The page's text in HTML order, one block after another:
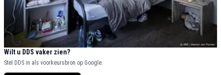
Wilt u DDS vaker zien?
Stel DDS in als voorkeursbron op Google.